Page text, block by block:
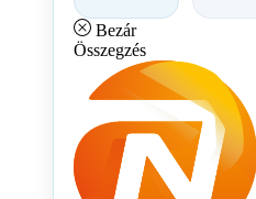
Bezár
Összegzés